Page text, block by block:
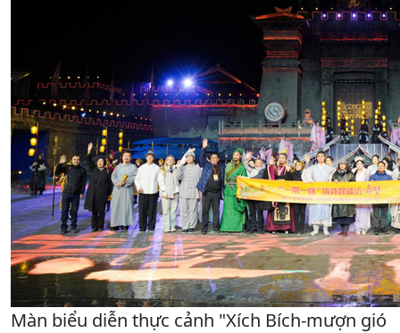
Màn biểu diễn thực cảnh "Xích Bích-mượn gió